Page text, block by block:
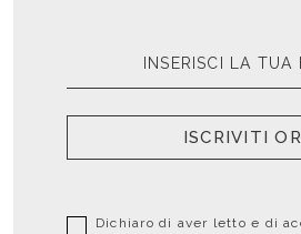
ISCRIVITI
Dichiaro di aver letto e di